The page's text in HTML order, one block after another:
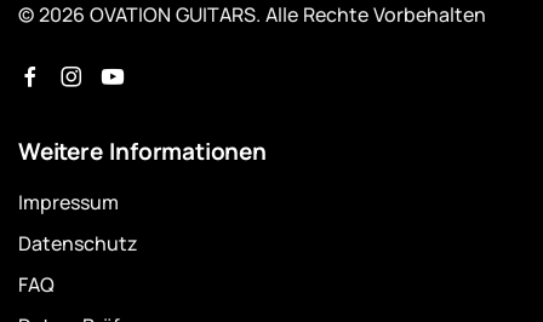
© 2026 OVATION GUITARS. Alle Rechte Vorbehalten
Weitere Informationen
Impressum
Datenschutz
FAQ